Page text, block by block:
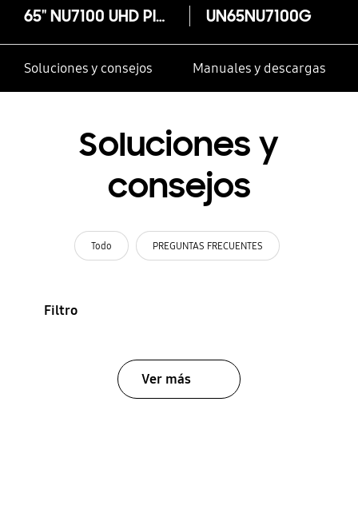
65" NU7100 UHD Plano Smart 4K TV 2018 UN65NU7100G
Soluciones y consejos Manuales y descargas
Soluciones y
consejos
Todo PREGUNTAS FRECUENTES
Filtro
Ver más